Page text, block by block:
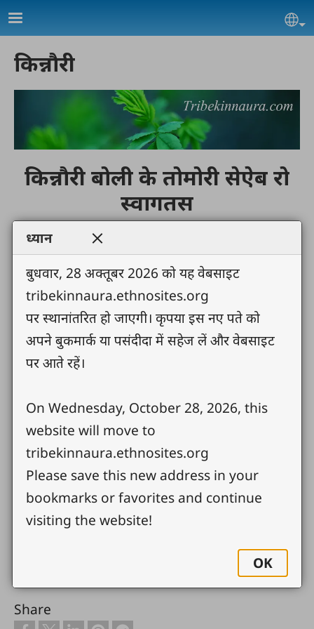
Skip to main content
किन्नौरी
किन्नौरी बोली के तोमोरी सेऐब रो
स्वागतस
आई कुदरत रो सारे चीज ऐ बोरविस, पृथ्वी रो एक कोना के
बोसी आएक ऐ सारे आलग आलग बोली , रीति रिवाज
आफरों अलग नजारा जागतोस्या हिमाचल प्रदेश रो जन
जाति मानुषा ला होई वेबसाइट समर्पीतस! तोमोरो ज़िन्दगी रो
आतमिक उन्ती ,आई परमेश्वर ला जान्नो रो इच्छा रो तांगे
वेबसाइट का सुनेव , शाइयो आई सिखियो आई आफरों
Share
ध्यान
बुधवार, 28 अक्तूबर 2026 को यह वेबसाइट
tribekinnaura.ethnosites.org
पर स्थानांतरित हो जाएगी। कृपया इस नए पते को
अपने बुकमार्क या पसंदीदा में सहेज लें और वेबसाइट
पर आते रहें।
On Wednesday, October 28, 2026, this
website will move to
tribekinnaura.ethnosites.org
Please save this new address in your
bookmarks or favorites and continue
visiting the website!
OK